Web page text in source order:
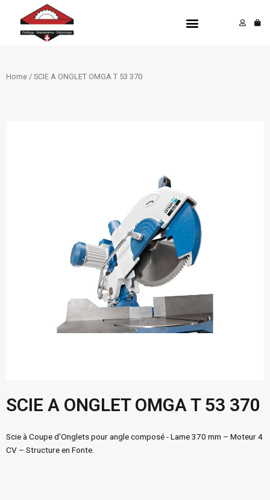
contenu
Menu
Home / SCIE A ONGLET OMGA T 53 370
SCIE A ONGLET OMGA T 53 370
Scie à Coupe d'Onglets pour angle composé - Lame 370 mm – Moteur 4
CV – Structure en Fonte.